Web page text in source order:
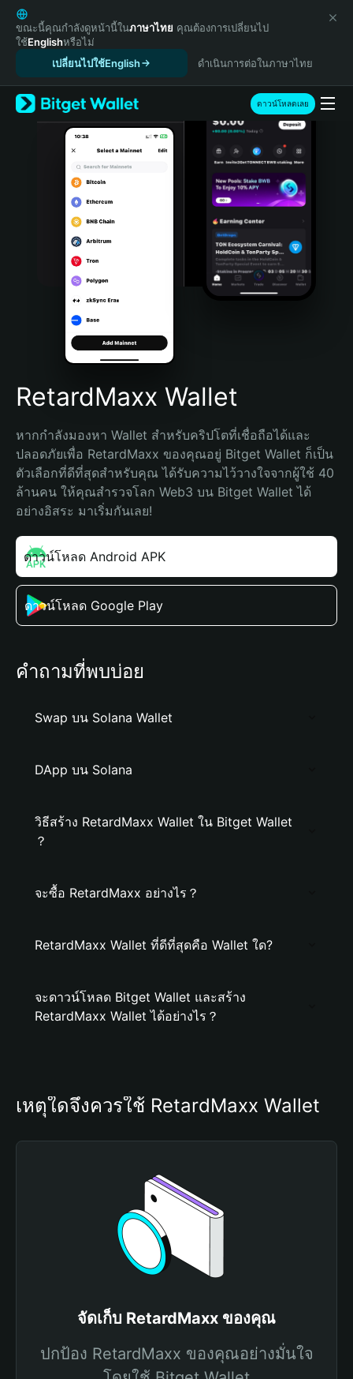
English
日本語
Tiếng Việt
Español (Latinoamérica)
Türkçe
Italiano
Português (Portugal)
Bahasa Indonesia
Português (Brasil)
Español (Argentina)
ขณะนี้คุณกำลังดูหน้านี้ในภาษาไทย คุณต้องการเปลี่ยนไป
ใช้Englishหรือไม่
เปลี่ยนไปใช้English
ดำเนินการต่อในภาษาไทย
ดาวน์โหลดเลย
RetardMaxx Wallet
หากกำลังมองหา Wallet สำหรับคริปโตที่เชื่อถือได้และ
ปลอดภัยเพื่อ RetardMaxx ของคุณอยู่ Bitget Wallet ก็เป็น
ตัวเลือกที่ดีที่สุดสำหรับคุณ ได้รับความไว้วางใจจากผู้ใช้ 40
ล้านคน ให้คุณสำรวจโลก Web3 บน Bitget Wallet ได้
อย่างอิสระ มาเริ่มกันเลย!
ดาวน์โหลด Android APK
ดาวน์โหลด Google Play
คำถามที่พบบ่อย
Swap บน Solana Wallet
DApp บน Solana
วิธีสร้าง RetardMaxx Wallet ใน Bitget Wallet
？
จะซื้อ RetardMaxx อย่างไร？
RetardMaxx Wallet ที่ดีที่สุดคือ Wallet ใด?
จะดาวน์โหลด Bitget Wallet และสร้าง
RetardMaxx Wallet ได้อย่างไร？
เหตุใดจึงควรใช้ RetardMaxx Wallet
จัดเก็บ RetardMaxx ของคุณ
ปกป้อง RetardMaxx ของคุณอย่างมั่นใจ